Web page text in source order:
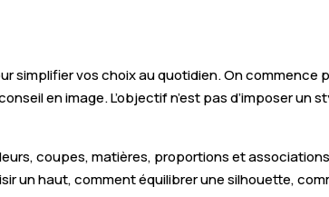
simplifier vos choix au quotidien. On
en image. L’objectif n’est pas d’imposer un
coupes, matières, proportions et
un haut, comment équilibrer une silhouette,